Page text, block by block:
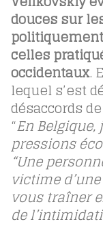
douces sur
celles
occidentaux.
lequel s’est
désaccords
“En
pressions
“Une
victime
vous traîner
de